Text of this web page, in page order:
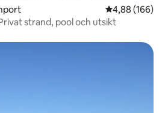
4,88 av 5 i
4,88 (166)
strand, pool och utsikt